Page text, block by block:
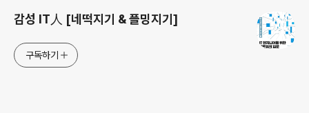
감성 IT人 [네떡지기 & 플밍지기]
구독하기